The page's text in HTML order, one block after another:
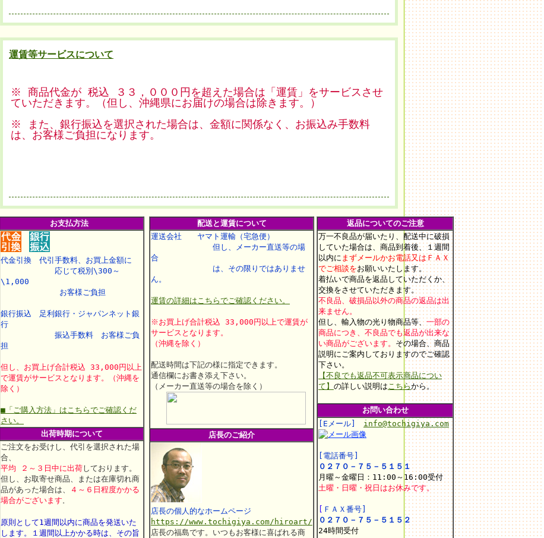
運賃等サービスについて
※ 商品代金が 税込 ３３，０００円を超えた場合は「運賃」をサービスさせ
ていただきます。（但し、沖縄県にお届けの場合は除きます。）
※ また、銀行振込を選択された場合は、金額に関係なく、お振込み手数料
は、お客様ご負担になります。
お支払方法
代金引換 代引手数料、お買上金額に
応じて税別\300～
\1,000
お客様ご負担
銀行振込 足利銀行・ジャパンネット銀
行
振込手数料 お客様ご負
担
但し、お買上げ合計税込 33,000円以上
で運賃がサービスとなります。（沖縄を
除く）
■「ご購入方法」はこちらでご確認くだ
さい。
出荷時期について
ご注文をお受けし、代引を選択された場
合、
平均 ２～３日中に出荷しております。
但し、お取寄せ商品、または在庫切れ商
品があった場合は、
４～６日程度かかる
場合がございます
原則として1週間以内に商品を発送いた
します。
１週間以上かかる時は、その旨
配送と運賃について
運送会社 ヤマト運輸（宅急便）
但し、メーカー直送等の場
合
は、その限りではありませ
ん。
運賃の詳細はこちらでご確認ください。
※お買上げ合計税込 33,000円以上で運賃が
サービスとなります。
（沖縄を除く）
配送時間は下記の様に指定できます。
通信欄にお書き添え下さい。
（メーカー直送等の場合を除く）
店長のご紹介
店長の個人的なホームページ
https://www.tochigiya.com/hiroart/
店長の福島です。いつもお客様に喜ばれる商
返品についてのご注意
万一不良品が届いたり、配送中に破損
していた場合は、商品到着後、１週間
以内に まずメールかお電話又はＦＡＸ
でご相談をお願いいたします。
着払いで商品を返品していただくか、
交換をさせていただきます。
不良品、破損品以外の商品の返品は出
来ません。
但し、輸入物の光り物商品等、 一部の
商品につき、不良品でも返品が出来な
い商品がございます。 その場合、商品
説明にご案内しておりますのでご確認
下さい。
【不良でも返品不可表示商品につい
て】 の詳しい説明はこちらから。
お問い合わせ
[Eメール]
info@tochigiya.com
[電話番号]
０２７０－７５－５１５１
月曜～金曜日：11:00～16:00受付
土曜・日曜・祝日はお休みです。
ＦＡＸ番号]
０２７０－７５－５１５２
24時間受付